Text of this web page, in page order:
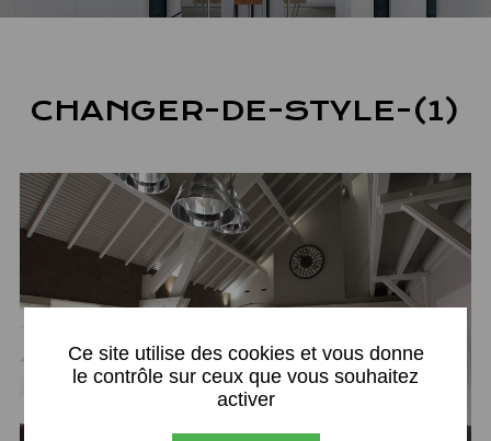
CHANGER-DE-STYLE-(1)
Ce site utilise des cookies et vous donne
le contrôle sur ceux que vous souhaitez
activer